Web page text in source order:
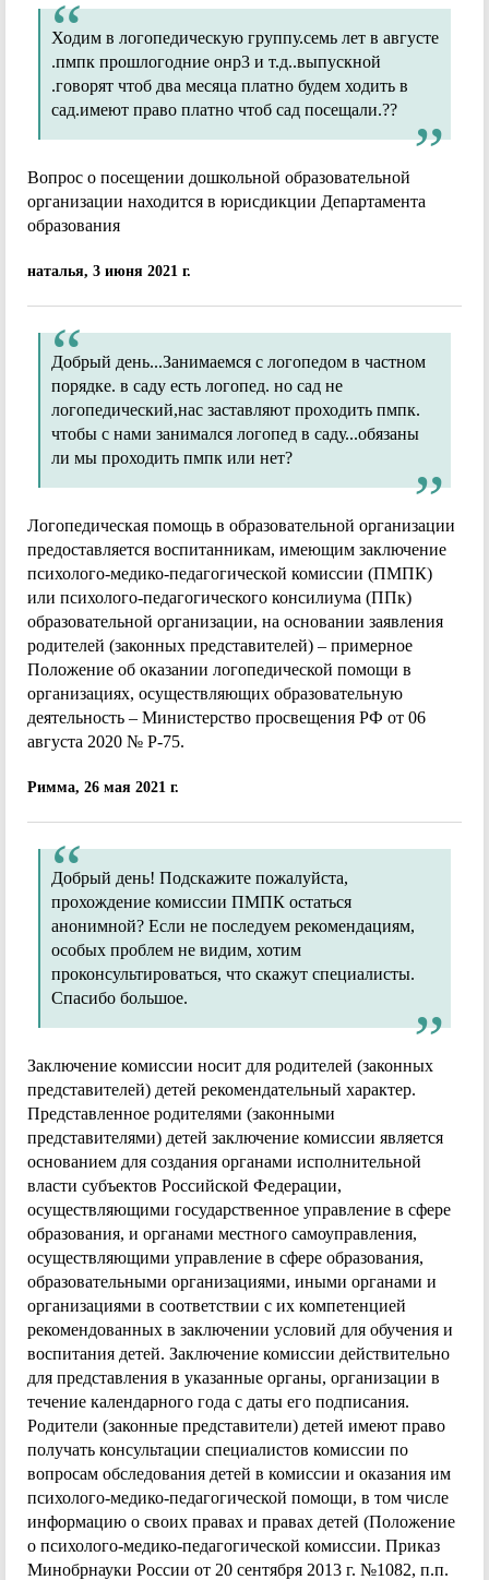
Ходим в логопедическую группу.семь лет в августе
.пмпк прошлогодние онр3 и т.д..выпускной
.говорят чтоб два месяца платно будем ходить в
сад.имеют право платно чтоб сад посещали.??
Вопрос о посещении дошкольной образовательной
организации находится в юрисдикции Департамента
образования
наталья, 3 июня 2021 г.
Добрый день...Занимаемся с логопедом в частном
порядке. в саду есть логопед. но сад не
логопедический,нас заставляют проходить пмпк.
чтобы с нами занимался логопед в саду...обязаны
ли мы проходить пмпк или нет?
Логопедическая помощь в образовательной организации
предоставляется воспитанникам, имеющим заключение
психолого-медико-педагогической комиссии (ПМПК)
или психолого-педагогического консилиума (ППк)
образовательной организации, на основании заявления
родителей (законных представителей) – примерное
Положение об оказании логопедической помощи в
организациях, осуществляющих образовательную
деятельность – Министерство просвещения РФ от 06
августа 2020 № Р-75.
Римма, 26 мая 2021 г.
Добрый день! Подскажите пожалуйста,
прохождение комиссии ПМПК остаться
анонимной? Если не последуем рекомендациям,
особых проблем не видим, хотим
проконсультироваться, что скажут специалисты.
Спасибо большое.
Заключение комиссии носит для родителей (законных
представителей) детей рекомендательный характер.
Представленное родителями (законными
представителями) детей заключение комиссии является
основанием для создания органами исполнительной
власти субъектов Российской Федерации,
осуществляющими государственное управление в сфере
образования, и органами местного самоуправления,
осуществляющими управление в сфере образования,
образовательными организациями, иными органами и
организациями в соответствии с их компетенцией
рекомендованных в заключении условий для обучения и
воспитания детей. Заключение комиссии действительно
для представления в указанные органы, организации в
течение календарного года с даты его подписания.
Родители (законные представители) детей имеют право
получать консультации специалистов комиссии по
вопросам обследования детей в комиссии и оказания им
психолого-медико-педагогической помощи, в том числе
информацию о своих правах и правах детей (Положение
о психолого-медико-педагогической комиссии. Приказ
Минобрнауки России от 20 сентября 2013 г. №1082, п.п.